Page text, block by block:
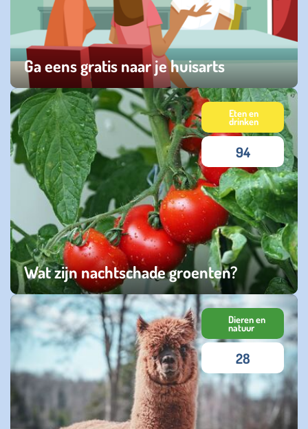
Ga eens gratis naar je huisarts
maandag 20 april 2026
Wat zijn nachtschade groenten?
zondag 19 oktober 2025
Eten en
drinken
94
Dieren en
natuur
28